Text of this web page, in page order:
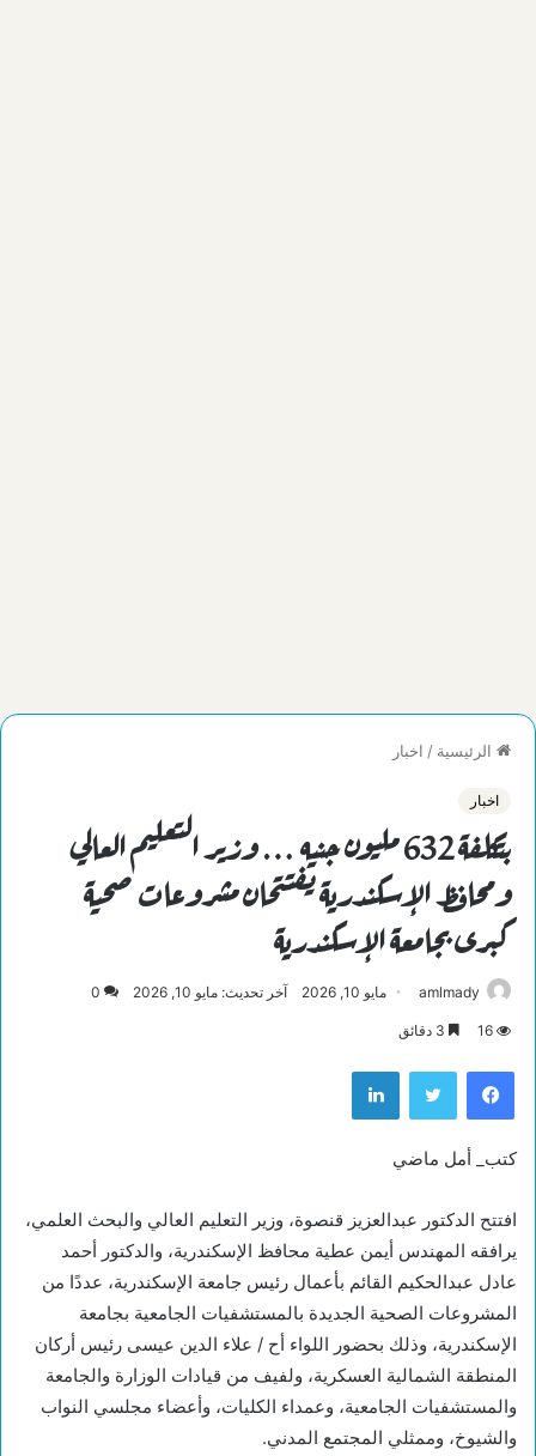
الرئيسية / اخبار
اخبار
بتكلفة 632 مليون جنيه … وزير التعليم العالي
ومحافظ الإسكندرية يفتتحان مشروعات صحية
كبرى بجامعة الإسكندرية
amlmady مايو 10, 2026 آخر تحديث: مايو 10, 2026 0
16
فيسبوك تويتر لينكدإن
كتب_ أمل ماضي
افتتح الدكتور عبدالعزيز قنصوة، وزير التعليم العالي والبحث العلمي،
يرافقه المهندس أيمن عطية محافظ الإسكندرية، والدكتور أحمد
عادل عبدالحكيم القائم بأعمال رئيس جامعة الإسكندرية، عددًا من
المشروعات الصحية الجديدة بالمستشفيات الجامعية بجامعة
الإسكندرية، وذلك بحضور اللواء أح / علاء الدين عيسى رئيس أركان
المنطقة الشمالية العسكرية، ولفيف من قيادات الوزارة والجامعة
والمستشفيات الجامعية، وعمداء الكليات، وأعضاء مجلسي النواب
والشيوخ، وممثلي المجتمع المدني.